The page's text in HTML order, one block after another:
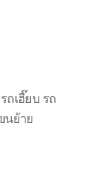
ถเฮี๊ยบ รถ
นย้าย